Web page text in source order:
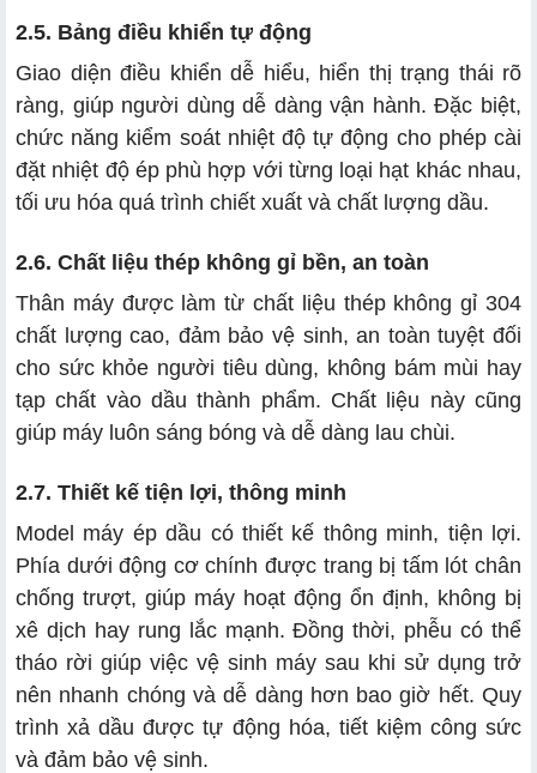
2.5. Bảng điều khiển tự động
Giao diện điều khiển dễ hiểu, hiển thị trạng thái rõ
ràng, giúp người dùng dễ dàng vận hành. Đặc biệt,
chức năng kiểm soát nhiệt độ tự động cho phép cài
đặt nhiệt độ ép phù hợp với từng loại hạt khác nhau,
tối ưu hóa quá trình chiết xuất và chất lượng dầu.
2.6. Chất liệu thép không gỉ bền, an toàn
Thân máy được làm từ chất liệu thép không gỉ 304
chất lượng cao, đảm bảo vệ sinh, an toàn tuyệt đối
cho sức khỏe người tiêu dùng, không bám mùi hay
tạp chất vào dầu thành phẩm. Chất liệu này cũng
giúp máy luôn sáng bóng và dễ dàng lau chùi.
2.7. Thiết kế tiện lợi, thông minh
Model máy ép dầu có thiết kế thông minh, tiện lợi.
Phía dưới động cơ chính được trang bị tấm lót chân
chống trượt, giúp máy hoạt động ổn định, không bị
xê dịch hay rung lắc mạnh. Đồng thời, phễu có thể
tháo rời giúp việc vệ sinh máy sau khi sử dụng trở
nên nhanh chóng và dễ dàng hơn bao giờ hết. Quy
trình xả dầu được tự động hóa, tiết kiệm công sức
và đảm bảo vệ sinh.